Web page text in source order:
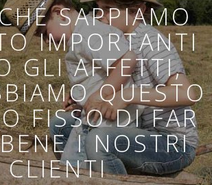
SAPPIAMO
IMPORTANTI
GLI AFFETTI,
QUESTO
FISSO DI FAR
I NOSTRI
CLIENTI